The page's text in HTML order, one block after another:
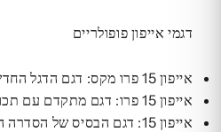
דגמי אייפון פופולריים
אייפון 15 פרו מקס: דגם הדגל החדש ביותר של אפל, עם מצלמה משופרת, מעבד חזק ועיצוב מעודכן.
אייפון 15 פרו: דגם מתקדם עם תכונות דומות ל- 15 פרו מקס, בגודל קטן יותר.
אייפון 15: דגם הבסיס של הסדרה החדשה, עם שיפורים במצלמה ובמעבד.